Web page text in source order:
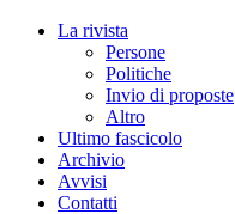
La rivista
Persone
Politiche
Invio di proposte
Altro
Ultimo fascicolo
Archivio
Avvisi
Contatti